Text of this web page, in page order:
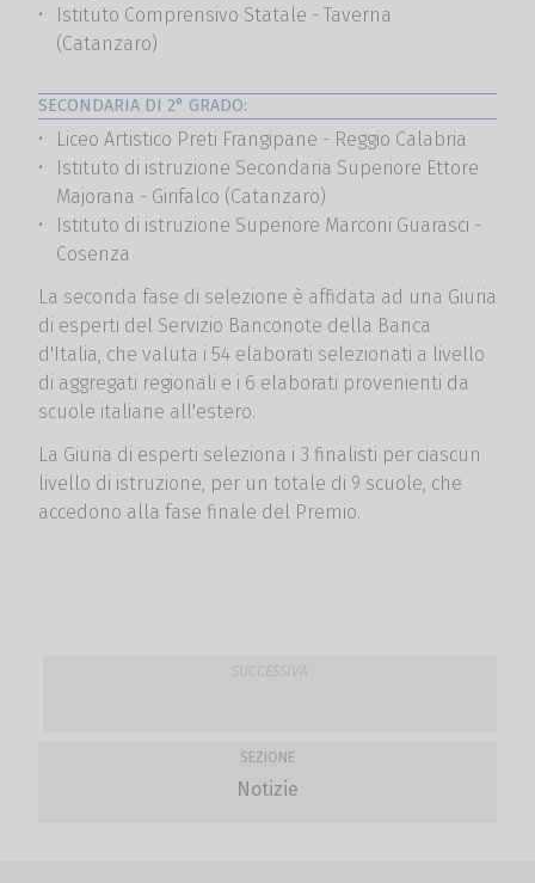
Istituto Comprensivo Statale - Taverna
(Catanzaro)
SECONDARIA DI 2° GRADO:
Liceo Artistico Preti Frangipane - Reggio Calabria
Istituto di istruzione Secondaria Superiore Ettore
Majorana - Girifalco (Catanzaro)
Istituto di istruzione Superiore Marconi Guarasci -
Cosenza
La seconda fase di selezione è affidata ad una Giuria
di esperti del Servizio Banconote della Banca
d'Italia, che valuta i 54 elaborati selezionati a livello
di aggregati regionali e i 6 elaborati provenienti da
scuole italiane all'estero.
La Giuria di esperti seleziona i 3 finalisti per ciascun
livello di istruzione, per un totale di 9 scuole, che
accedono alla fase finale del Premio.
SEZIONE
Notizie